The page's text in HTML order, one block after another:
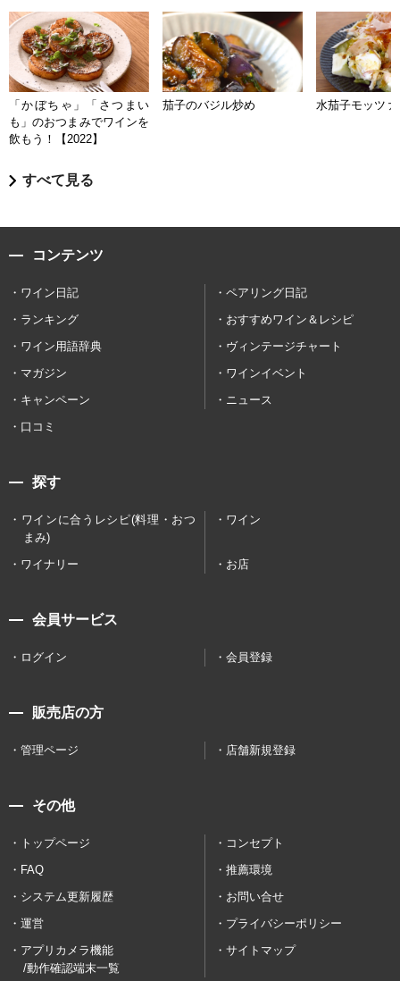
「かぼちゃ」「さつまい
も」のおつまみでワインを
飲もう！【2022】
茄子のバジル炒め 水茄子モッツァ
すべて見る
コンテンツ
ワイン日記
ペアリング日記
ランキング
おすすめワイン＆レシピ
ワイン用語辞典
ヴィンテージチャート
マガジン
ワインイベント
キャンペーン
ニュース
口コミ
探す
ワインに合うレシピ(料理・おつ
まみ)
ワイン
ワイナリー お店
会員サービス
ログイン 会員登録
販売店の方
管理ページ 店舗新規登録
その他
トップページ
コンセプト
FAQ
推薦環境
システム更新履歴
お問い合せ
運営
プライバシーポリシー
アプリカメラ機能
/動作確認端末一覧
サイトマップ